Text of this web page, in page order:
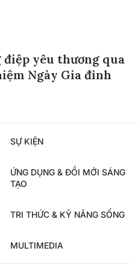
yêu thương qua
Ngày Gia đình
SỰ KIỆN
ỨNG DỤNG & ĐỔI MỚI SÁNG
TẠO
TRI THỨC & KỸ NĂNG SỐNG
MULTIMEDIA